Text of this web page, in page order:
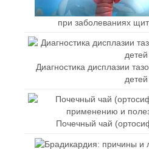
при заболеваниях
Диагностика дисплазии
детей
Почечный чай